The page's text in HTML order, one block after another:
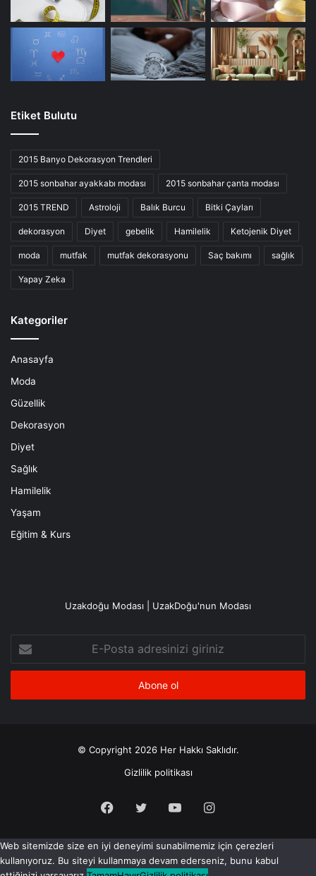
Etiket Bulutu
2015 Banyo Dekorasyon Trendleri
2015 sonbahar ayakkabı modası 2015 sonbahar çanta modası
2015 TREND Astroloji Balık Burcu Bitki Çayları
dekorasyon Diyet gebelik Hamilelik Ketojenik Diyet
moda mutfak mutfak dekorasyonu Saç bakımı sağlık
Yapay Zeka
Kategoriler
Anasayfa
Moda
Güzellik
Dekorasyon
Diyet
Sağlık
Hamilelik
Yaşam
Eğitim & Kurs
Uzakdoğu Modası | UzakDoğu'nun Modası
Posta
adresinizi
© Copyright 2026 Her Hakkı Saklıdır.
Gizlilik politikası
Facebook
X YouTubeInstagram
Web sitemizde size en iyi deneyimi sunabilmemiz için çerezleri
kullanıyoruz. Bu siteyi kullanmaya devam ederseniz, bunu kabul